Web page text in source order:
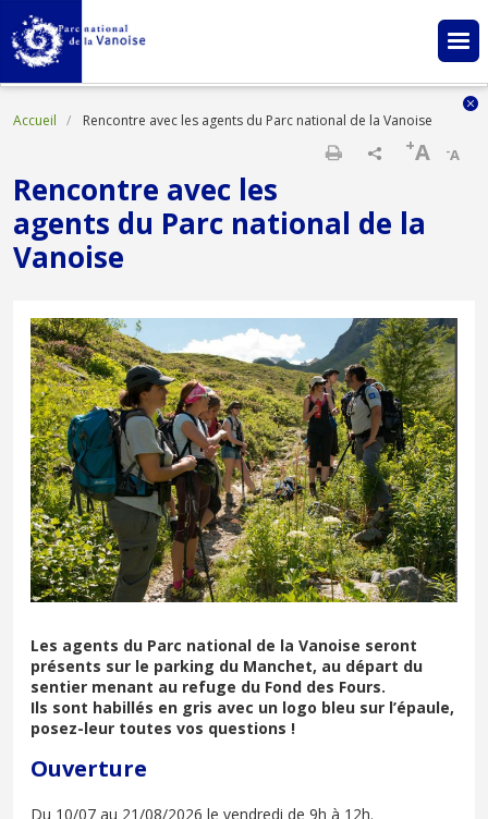
Aller au contenu principal
Fil d'Ariane
Accueil Rencontre avec les agents du Parc national de la Vanoise
-A
+A
Rencontre avec les
agents du Parc national de la
Vanoise
Les agents du Parc national de la Vanoise seront
présents sur le parking du Manchet, au départ du
sentier menant au refuge du Fond des Fours.
Ils sont habillés en gris avec un logo bleu sur l’épaule,
posez-leur toutes vos questions !
Ouverture
Du 10/07 au 21/08/2026 le vendredi de 9h à 12h.